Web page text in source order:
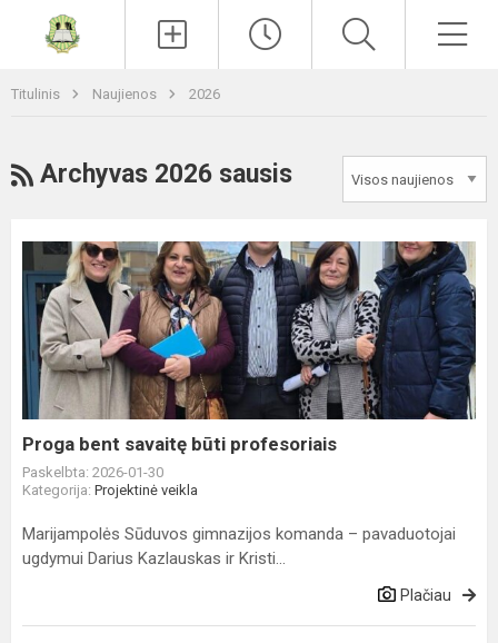
Titulinis Naujienos 2026
RSS
Archyvas 2026 sausis
Proga
bent
savaitę
būti
profesoriais
Proga bent savaitę būti profesoriais
Paskelbta: 2026-01-30
Kategorija: Projektinė veikla
Marijampolės Sūduvos gimnazijos komanda – pavaduotojai
ugdymui Darius Kazlauskas ir Kristi...
Plačiau